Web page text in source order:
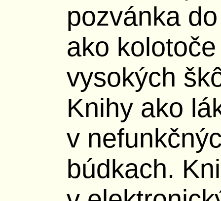
pozvánka
ako
vysokých
Knihy ako
v
búdkach.